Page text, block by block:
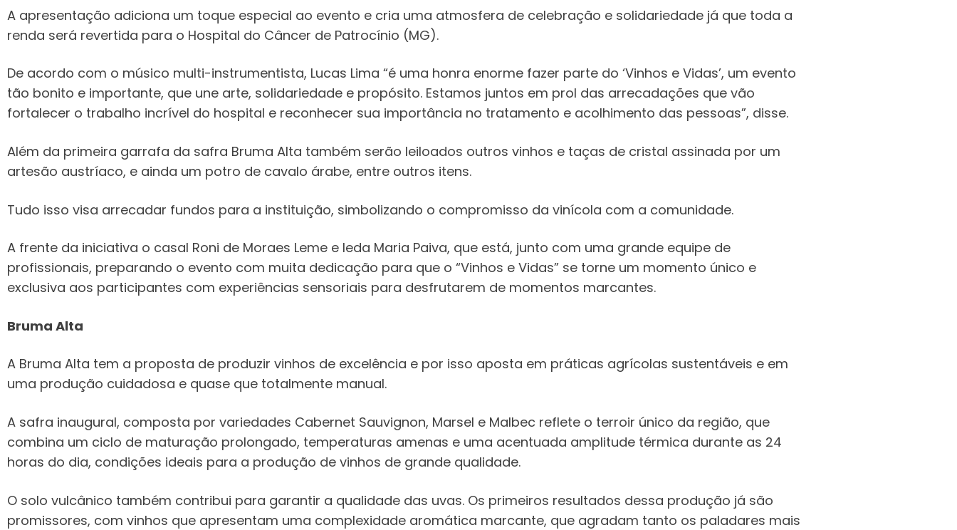
A apresentação adiciona um toque especial ao evento e cria uma atmosfera de celebração e solidariedade já que toda a
renda será revertida para o Hospital do Câncer de Patrocínio (MG).
De acordo com o músico multi-instrumentista, Lucas Lima “é uma honra enorme fazer parte do ‘Vinhos e Vidas’, um evento
tão bonito e importante, que une arte, solidariedade e propósito. Estamos juntos em prol das arrecadações que vão
fortalecer o trabalho incrível do hospital e reconhecer sua importância no tratamento e acolhimento das pessoas”, disse.
Além da primeira garrafa da safra Bruma Alta também serão leiloados outros vinhos e taças de cristal assinada por um
artesão austríaco, e ainda um potro de cavalo árabe, entre outros itens.
Tudo isso visa arrecadar fundos para a instituição, simbolizando o compromisso da vinícola com a comunidade.
A frente da iniciativa o casal Roni de Moraes Leme e Ieda Maria Paiva, que está, junto com uma grande equipe de
profissionais, preparando o evento com muita dedicação para que o “Vinhos e Vidas” se torne um momento único e
exclusiva aos participantes com experiências sensoriais para desfrutarem de momentos marcantes.
Bruma Alta
A Bruma Alta tem a proposta de produzir vinhos de excelência e por isso aposta em práticas agrícolas sustentáveis e em
uma produção cuidadosa e quase que totalmente manual.
A safra inaugural, composta por variedades Cabernet Sauvignon, Marsel e Malbec reflete o terroir único da região, que
combina um ciclo de maturação prolongado, temperaturas amenas e uma acentuada amplitude térmica durante as 24
horas do dia, condições ideais para a produção de vinhos de grande qualidade.
O solo vulcânico também contribui para garantir a qualidade das uvas. Os primeiros resultados dessa produção já são
promissores, com vinhos que apresentam uma complexidade aromática marcante, que agradam tanto os paladares mais